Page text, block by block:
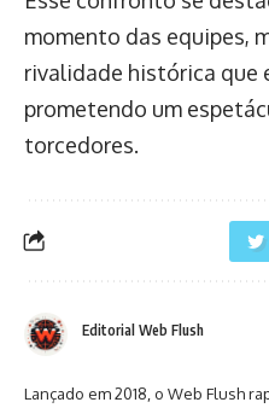
momento das equipes,
rivalidade histórica que
prometendo um
torcedores.
Editorial Web Flush
Lançado em 2018, o Web Flush